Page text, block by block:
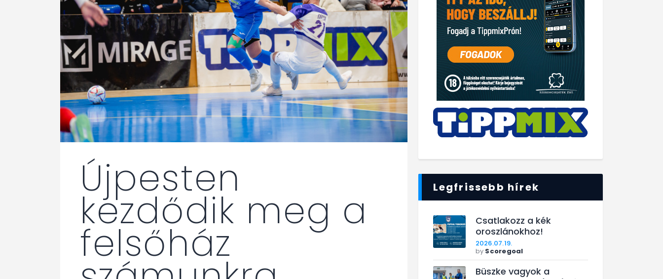
Újpesten
kezdődik meg a
felsőház
Legfrissebb hírek
Csatlakozz a kék
oroszlánokhoz!
2026.07.19.
by Scoregoal
Büszke vagyok a